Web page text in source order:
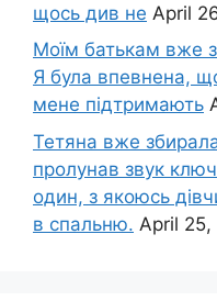
щось див не April
Моїм батькам вже
Я була впевнена,
мене підтримають
Тетяна вже
пролунав звук
один, з якоюсь
в спальню. April